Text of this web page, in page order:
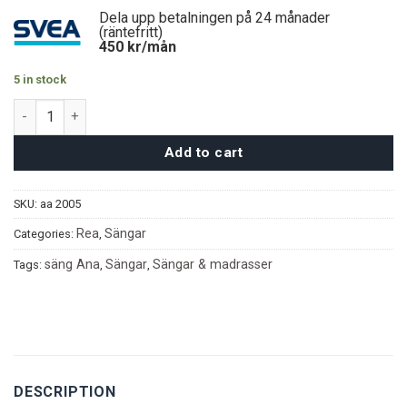
was:
17600 kr.
is:
Dela upp betalningen på 24 månader
(räntefritt)
450 kr/mån
5 in stock
säng Ana quantity
Add to cart
SKU: aa 2005
Categories: Rea Sängar
Tags: säng Ana Sängar Sängar & madrasser
DESCRIPTION